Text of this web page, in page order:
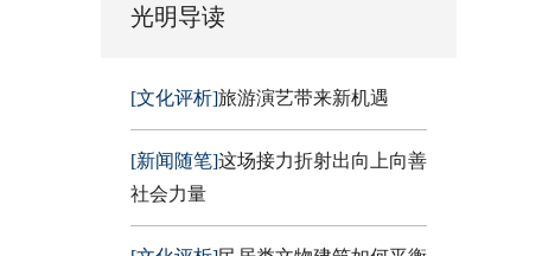
光明导读
[文化评析]旅游演艺带来新机遇
[新闻随笔]这场接力折射出向上向善
社会力量